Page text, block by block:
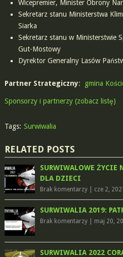
Wicepremier, Minister Obrony
Sekretarz stanu Ministerstwa
Siarka
Sekretarz stanu w Ministerstwie
Gut-Mostowy
Dyrektor Generalny Lasów
Partner Strategiczny: gmina
Sponsorzy i partnerzy (zobacz listę)
Tags: Surwiwalia
RELATED POSTS
SURWIWALOWE ŻYCIE
DLA DZIECI
Brak komentarzy| cze 2, 2021
SURWIWALIA 2019:
Brak komentarzy| maj 20,
SURWIWALIA 2022